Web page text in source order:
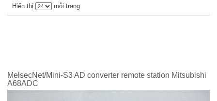
Hiển thị mỗi trang
MelsecNet/Mini-S3 AD converter remote station Mitsubishi
A68ADC